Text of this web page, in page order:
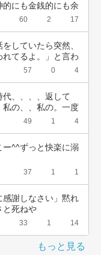
にも金銭的にも余
60 2 17
していたら突然、
れてるよ。」と言わ
57 0 4
、、、、返して
私の、、私の。一度
49 1 4
ー^^ずっと快楽に溺
37 1 1
感謝しなさい」黙れ
と死ねや
33 1 14
もっと見る